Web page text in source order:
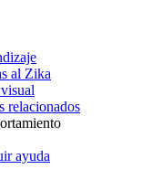
al Zika
relacionados
ayuda